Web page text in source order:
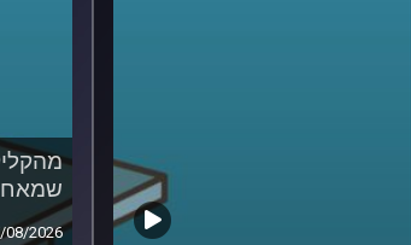
08/2026